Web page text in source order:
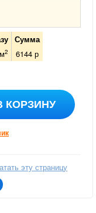
Сумма
2 6144р
КОРЗИНУ
эту страницу